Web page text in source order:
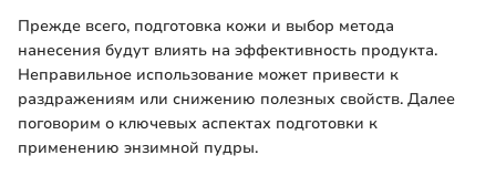
Прежде всего, подготовка кожи и выбор метода
нанесения будут влиять на эффективность продукта.
Неправильное использование может привести к
раздражениям или снижению полезных свойств. Далее
поговорим о ключевых аспектах подготовки к
применению энзимной пудры.